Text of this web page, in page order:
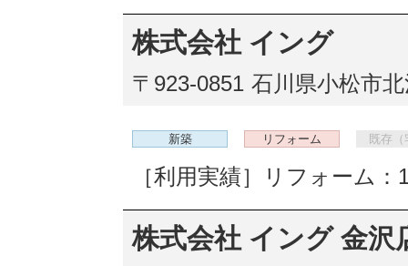
株式会社 イング
〒923-0851 石川県小松市
新築 リフォーム 既存（
［利用実績］リフォーム：
株式会社 イング 金沢